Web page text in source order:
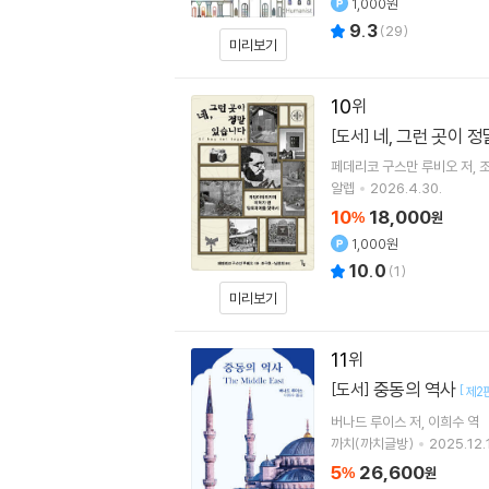
미리보기
9.3(29)
10
미리보기
[도서] 네, 그런 곳이
페데리코 구스만 루비오저
알렙
2026.4.30.
10% 18,000원
1,000원
10.0 (1)
11
[도서] 중동의 역사 [제2
버나드 루이스저 이희수 역
까치(까치글방)
5% 26,600원